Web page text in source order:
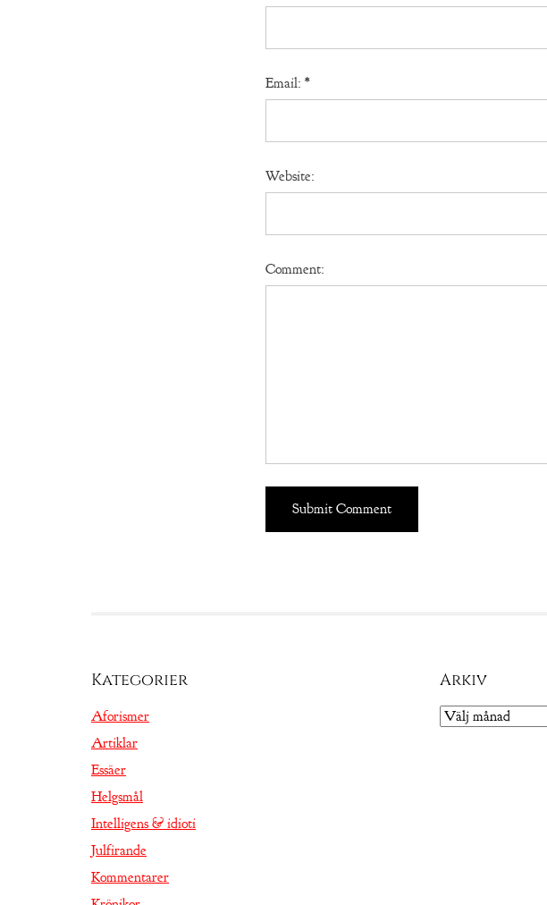
Email: *
Website:
Comment:
Kategorier
Aforismer
Artiklar
Essäer
Helgsmål
Intelligens & idioti
Julfirande
Kommentarer
Arkiv
Arkiv